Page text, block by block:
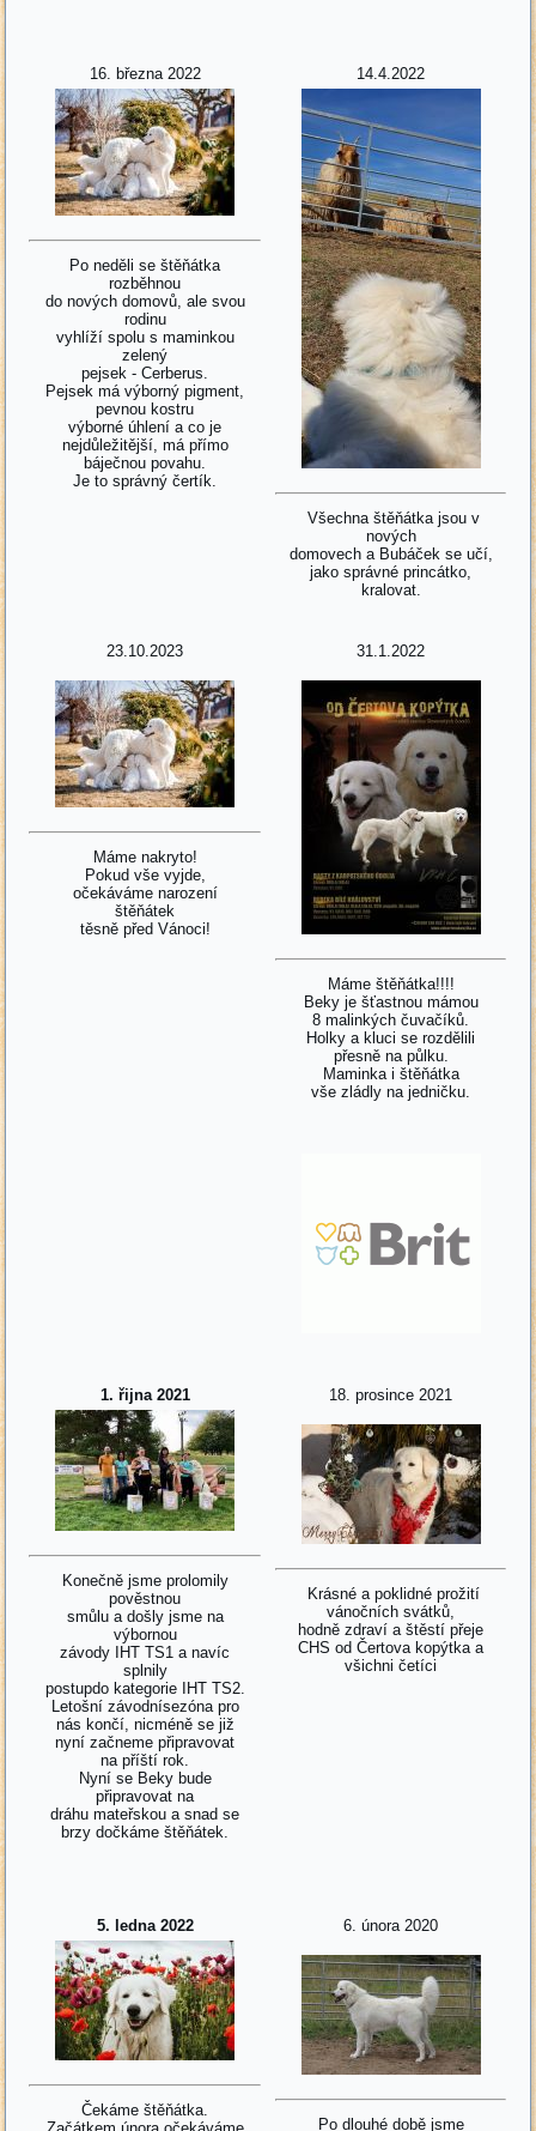
16. března 2022
Po neděli se štěňátka
rozběhnou
do nových domovů, ale svou
rodinu
vyhlíží spolu s maminkou
zelený
pejsek - Cerberus.
Pejsek má výborný pigment,
pevnou kostru
výborné úhlení a co je
nejdůležitější, má přímo
báječnou povahu.
Je to správný čertík.
14.4.2022
Všechna štěňátka jsou v
nových
domovech a Bubáček se učí,
jako správné princátko,
kralovat.
23.10.2023
Máme nakryto!
Pokud vše vyjde,
očekáváme narození
štěňátek
těsně před Vánoci!
31.1.2022
Máme štěňátka!!!!
Beky je šťastnou mámou
8 malinkých čuvačíků.
Holky a kluci se rozdělili
přesně na půlku.
Maminka i štěňátka
vše zládly na jedničku.
1. řijna 2021
Konečně jsme prolomily
pověstnou
smůlu a došly jsme na
výbornou
závody IHT TS1 a navíc
splnily
postupdo kategorie IHT TS2.
Letošní závodnísezóna pro
nás končí, nicméně se již
nyní začneme připravovat
na příští rok.
Nyní se Beky bude
připravovat na
dráhu mateřskou a snad se
brzy dočkáme štěňátek.
18. prosince 2021
Krásné a poklidné prožití
vánočních svátků,
hodně zdraví a štěstí přeje
CHS od Čertova kopýtka a
všichni četíci
5. ledna 2022
Čekáme štěňátka.
6. února 2020
Po dlouhé době jsme